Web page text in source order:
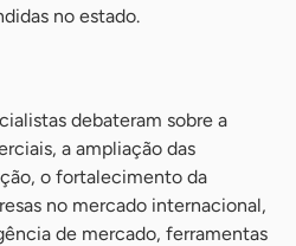
no estado.
debateram sobre a
a ampliação das
o fortalecimento da
no mercado internacional,
de mercado, ferramentas